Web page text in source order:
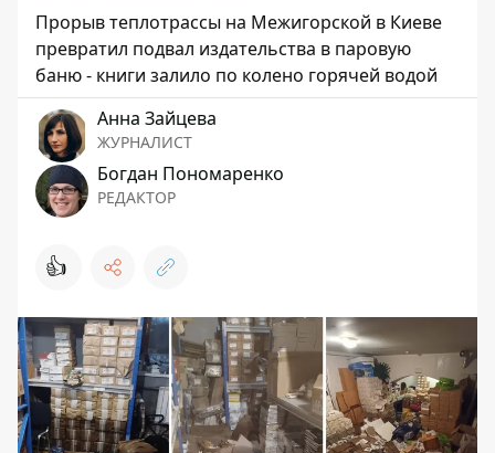
Прорыв теплотрассы на Межигорской в ​​Киеве
превратил подвал издательства в паровую
баню - книги залило по колено горячей водой
Анна Зайцева
ЖУРНАЛИСТ
Богдан Пономаренко
РЕДАКТОР
👍